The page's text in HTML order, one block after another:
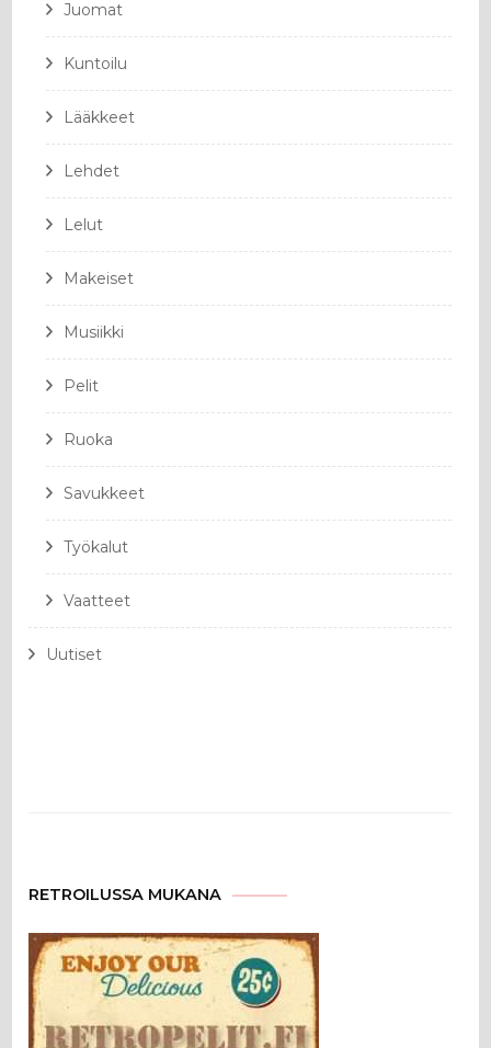
Juomat
Kuntoilu
Lääkkeet
Lehdet
Lelut
Makeiset
Musiikki
Pelit
Ruoka
Savukkeet
Työkalut
Vaatteet
Uutiset
RETROILUSSA MUKANA